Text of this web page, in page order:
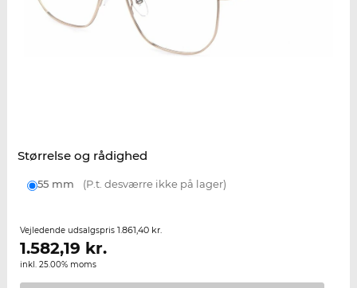
Størrelse og rådighed
55 mm (P.t. desværre ikke på lager)
Vejledende udsalgspris 1.861,40 kr.
1.582,19 kr.
inkl. 25.00% moms